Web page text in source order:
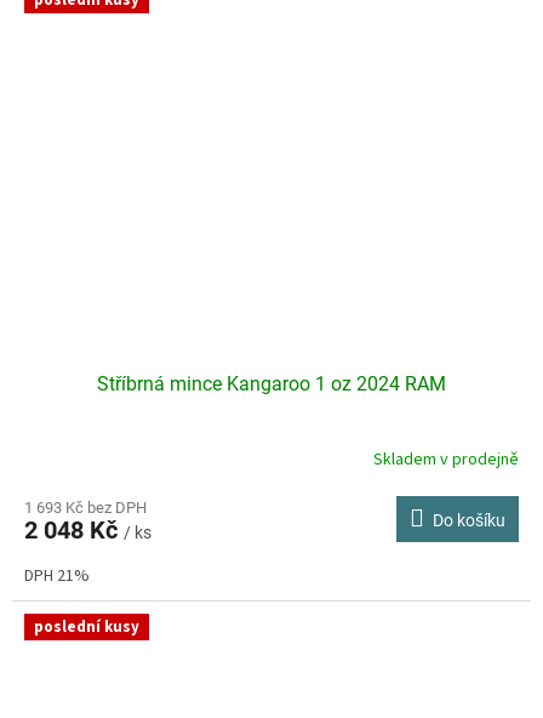
Stříbrná mince Kangaroo 1 oz 2024 RAM
Skladem v prodejně
1 693 Kč bez DPH
2 048 Kč / ks
Do košíku
DPH 21%
poslední kusy